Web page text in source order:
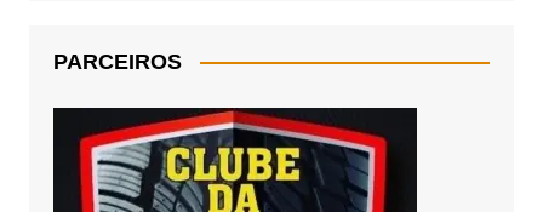
PARCEIROS